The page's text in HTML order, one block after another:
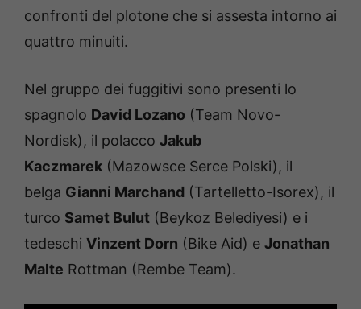
confronti del plotone che si assesta intorno ai
quattro minuiti.
Nel gruppo dei fuggitivi sono presenti lo
spagnolo David Lozano (Team Novo-
Nordisk), il polacco Jakub
Kaczmarek (Mazowsce Serce Polski), il
belga Gianni Marchand (Tartelletto-Isorex), il
turco Samet Bulut (Beykoz Belediyesi) e i
tedeschi Vinzent Dorn (Bike Aid) e Jonathan
Malte Rottman (Rembe Team).